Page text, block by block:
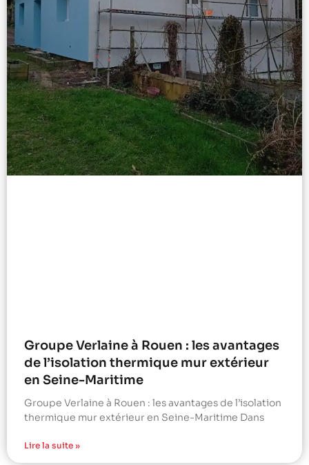
Groupe Verlaine à Rouen : les avantages
de l’isolation thermique mur extérieur
en Seine-Maritime
Groupe Verlaine à Rouen : les avantages de l’isolation
thermique mur extérieur en Seine-Maritime Dans
Lire la suite »